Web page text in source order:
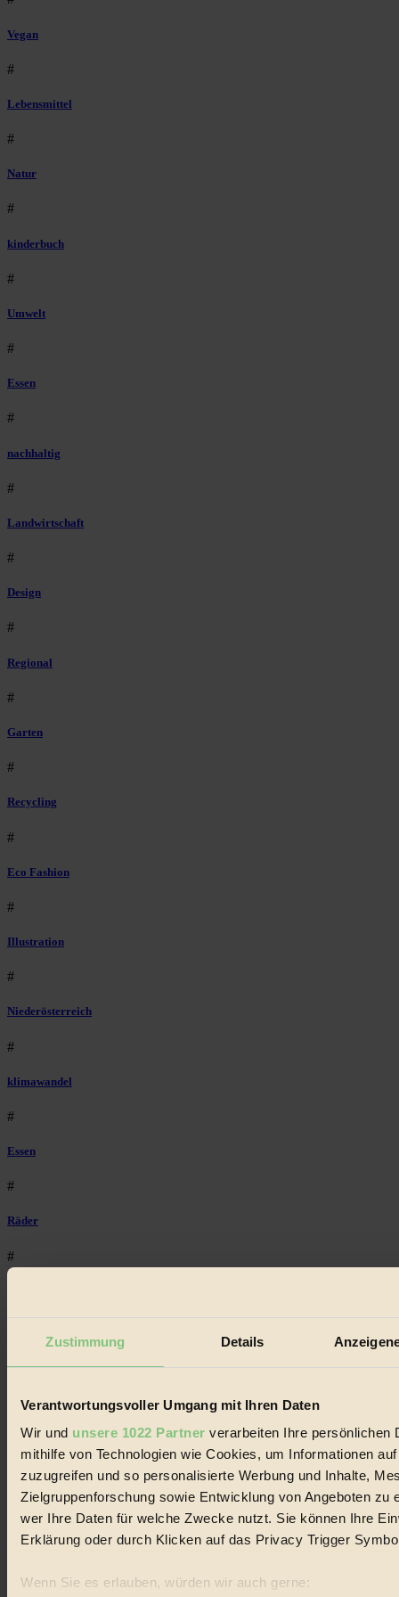
Zustimmung Details
Verantwortungsvoller Umgang mit Ihren Daten
Wir und unsere 1022 Partner verarbeiten Ihre persönlichen
mithilfe von Technologien wie Cookies, um Informationen
zuzugreifen und so personalisierte Werbung und Inhalte,
Zielgruppenforschung sowie Entwicklung von Angeboten zu
wer Ihre Daten für welche Zwecke nutzt. Sie können Ihre
Erklärung oder durch Klicken auf das Privacy Trigger
Wenn Sie es erlauben, würden wir auch gerne:
Vegan
#
Lebensmittel
#
Natur
#
kinderbuch
#
Umwelt
#
Essen
#
nachhaltig
#
Landwirtschaft
#
Design
#
Regional
#
Garten
#
Recycling
#
Eco Fashion
#
Illustration
#
Niederösterreich
#
klimawandel
#
Essen
#
Räder
#
Bilderbuch
Mode